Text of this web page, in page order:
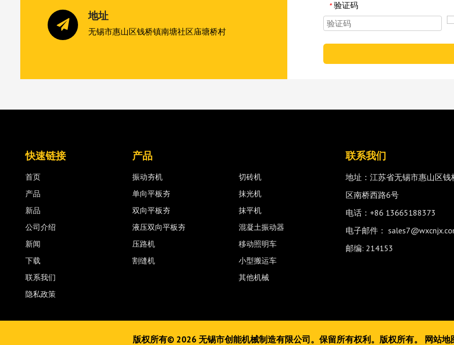
地址
无锡市惠山区钱桥镇南塘社区庙塘桥村
* 验证码
快速链接
首页
产品
新品
公司介绍
新闻
下载
联系我们
隐私政策
产品
振动夯机
单向平板夯
双向平板夯
液压双向平板夯
压路机
割缝机
切砖机
抹光机
抹平机
混凝土振动器
移动照明车
小型搬运车
其他机械
联系我们
地址：江苏省无锡市惠山区钱
区南桥西路6号
电话：+86 13665188373
电子邮件：
邮编: 214153
版权所有© 2026 无锡市创能机械制造有限公司。保留所有权利。版权所有。 网站地